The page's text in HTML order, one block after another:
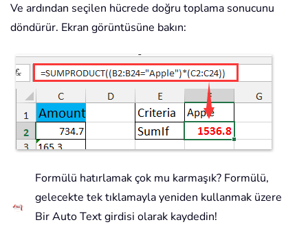
Ve ardından seçilen hücrede doğru toplama sonucunu
döndürür. Ekran görüntüsüne bakın:
Formülü hatırlamak çok mu karmaşık? Formülü,
gelecekte tek tıklamayla yeniden kullanmak üzere
Bir Auto Text girdisi olarak kaydedin!